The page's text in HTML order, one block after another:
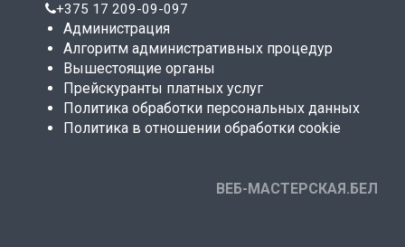
+375 17 209-09-097
Администрация
Алгоритм административных процедур
Вышестоящие органы
Прейскуранты платных услуг
Политика обработки персональных данных
Политика в отношении обработки cookie
ВЕБ-МАСТЕРСКАЯ.БЕЛ